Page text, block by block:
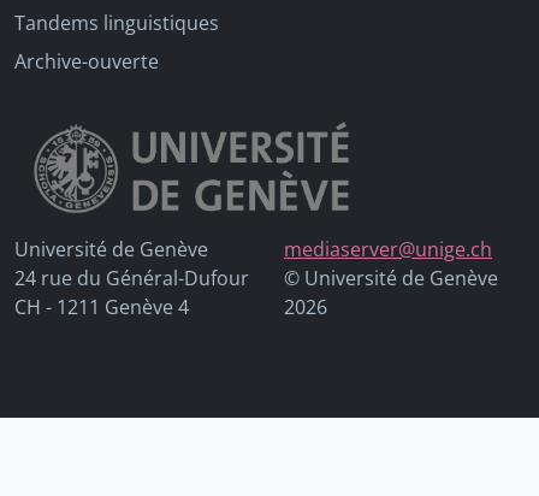
Tandems linguistiques
Archive-ouverte
Université de Genève
24 rue du Général-Dufour
CH - 1211 Genève 4
mediaserver@unige.ch
© Université de Genève
2026